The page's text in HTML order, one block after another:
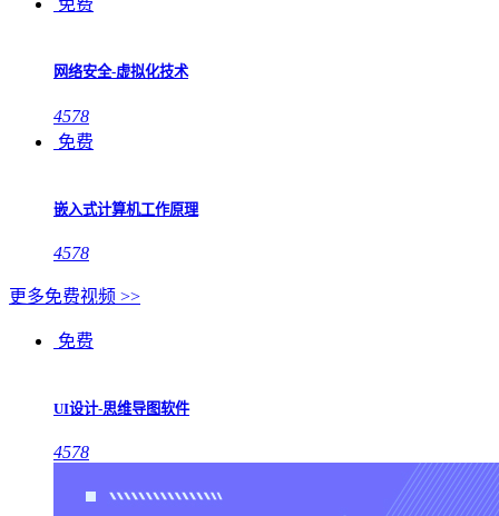
免费
网络安全-虚拟化技术
4578
免费
嵌入式计算机工作原理
4578
更多免费视频 >>
免费
UI设计-思维导图软件
4578